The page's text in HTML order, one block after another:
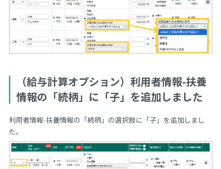
（給与計算オプション）利用者情報-扶養
情報の「続柄」に「子」を追加しました
利用者情報-扶養情報の「続柄」の選択肢に「子」を追加しまし
た。